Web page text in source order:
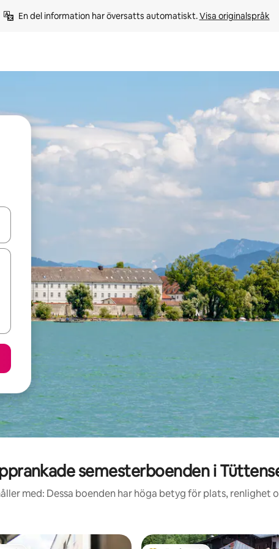
En del information har översatts automatiskt. Visa originalspråk
och nedåtpilarna eller utforska genom att trycka eller svepa.
semesterboenden i
med: Dessa boenden har höga betyg för plats, renlighet